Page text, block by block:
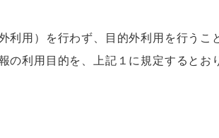
用）を行わず、目的外利用を行うこ
利用目的を、上記１に規定するとお